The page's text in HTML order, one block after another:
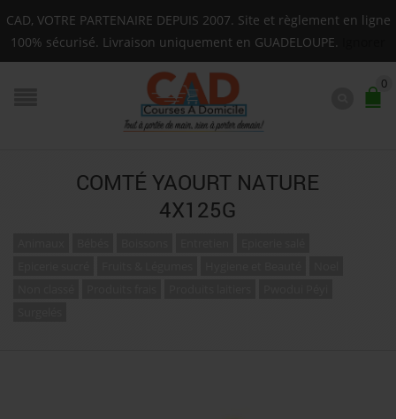
Livraison sur toute la Guadeloupe : Mardi, Jeudi,
0
COMTÉ YAOURT NATURE
4X125G
CAD, VOTRE PARTENAIRE DEPUIS 2007. Site et règlement en ligne
100% sécurisé. Livraison uniquement en GUADELOUPE.